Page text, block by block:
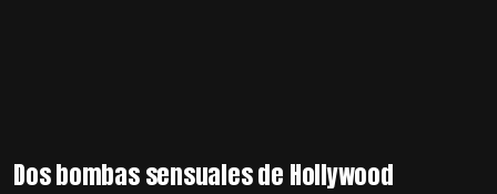
Dos bombas sensuales de Hollywood